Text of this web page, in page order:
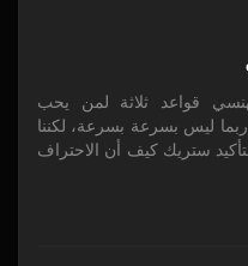
قواعد ثلاثة لمن يحب
ليس بسرعة بسرعة، لكننا
ستريك كيف أن الاحتراف